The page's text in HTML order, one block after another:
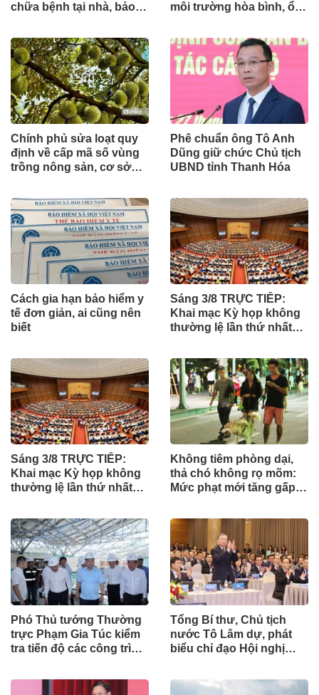
chữa bệnh tại nhà, bảo
môi trường hòa bình, ổn
Chính phủ sửa loạt quy
định về cấp mã số vùng
trồng nông sản, cơ sở
Phê chuẩn ông Tô Anh
Dũng giữ chức Chủ tịch
UBND tỉnh Thanh Hóa
Cách gia hạn bảo hiểm y
tế đơn giản, ai cũng nên
biết
Sáng 3/8 TRỰC TIẾP:
Khai mạc Kỳ họp không
thường lệ lần thứ nhất
Sáng 3/8 TRỰC TIẾP:
Khai mạc Kỳ họp không
thường lệ lần thứ nhất
Không tiêm phòng dại,
thả chó không rọ mõm:
Mức phạt mới tăng gấp
Phó Thủ tướng Thường
trực Phạm Gia Túc kiểm
tra tiến độ các công trình
Tổng Bí thư, Chủ tịch
nước Tô Lâm dự, phát
biểu chỉ đạo Hội nghị